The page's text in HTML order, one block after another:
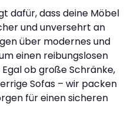
dafür, dass deine Möbel
und unversehrt an
über modernes und
einen reibungslosen
ob große Schränke,
Sofas – wir packen
für einen sicheren